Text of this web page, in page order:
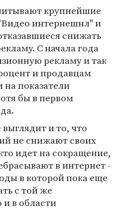
крупнейшие
интернешнл" и
снижать
С начала года
рекламу и так
и продавцам
на показатели
бы в первом
и то, что
не снижают своих
идет на сокращение,
в интернет -
в которой пока еще
с той же
и в области